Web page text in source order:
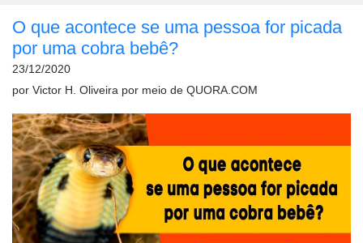
O que acontece se uma pessoa for picada
por uma cobra bebê?
23/12/2020
por Victor H. Oliveira por meio de QUORA.COM